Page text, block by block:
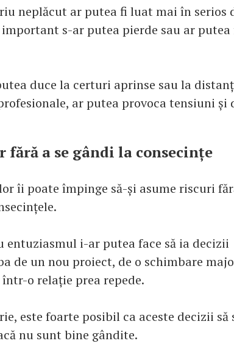
neplăcut ar putea fi luat mai în serios
s-ar putea pierde sau ar putea
duce la certuri aprinse sau la
ar putea provoca tensiuni și
a se gândi la consecințe
îi poate împinge să-și asume riscuri
entuziasmul i-ar putea face să ia decizii
de un nou proiect, de o schimbare
o relație prea repede.
este foarte posibil ca aceste decizii să
nu sunt bine gândite.